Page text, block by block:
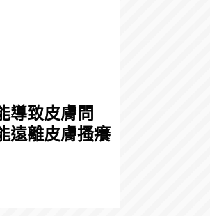
導致皮膚問
遠離皮膚搔癢